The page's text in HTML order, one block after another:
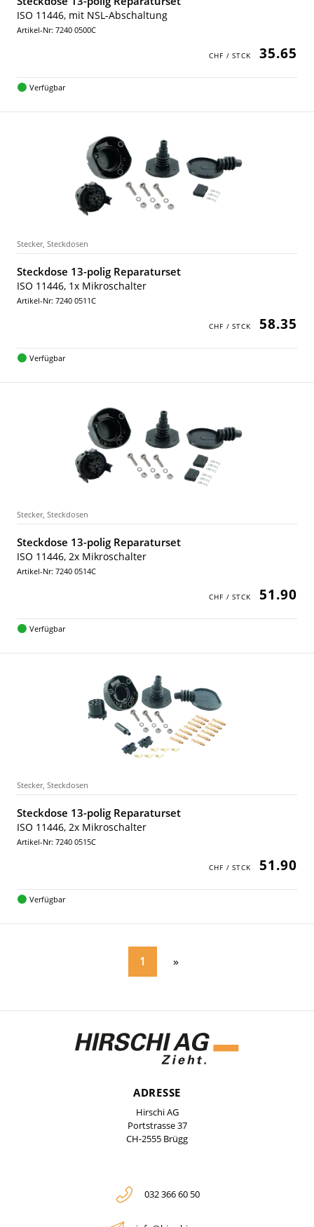
ISO 11446, mit NSL-Abschaltung
Artikel-Nr: 7240 0500C
35.65
Verfügbar
Stecker, Steckdosen
Steckdose 13-polig Reparaturset
ISO 11446, 1x Mikroschalter
Artikel-Nr: 7240 0511C
58.35
Verfügbar
Stecker, Steckdosen
Steckdose 13-polig Reparaturset
ISO 11446, 2x Mikroschalter
Artikel-Nr: 7240 0514C
51.90
Verfügbar
Stecker, Steckdosen
Steckdose 13-polig Reparaturset
ISO 11446, 2x Mikroschalter
Artikel-Nr: 7240 0515C
51.90
Verfügbar
1
ADRESSE
Hirschi AG
Portstrasse 37
CH-2555 Brügg
032 366 60 50